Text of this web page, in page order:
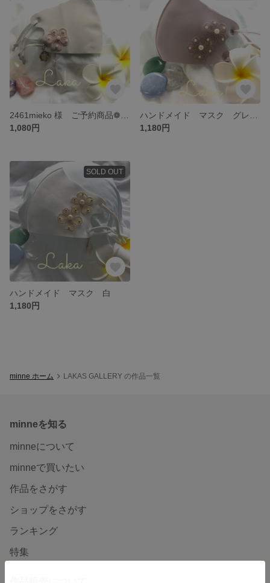
1,080円
1,180円
SOLD OUT
ハンドメイド マスク 白
1,180円
minne ホーム LAKAS GALLERY の作品一覧
minneを知る
minneについて
minneで買いたい
作品をさがす
ショップをさがす
ランキング
特集